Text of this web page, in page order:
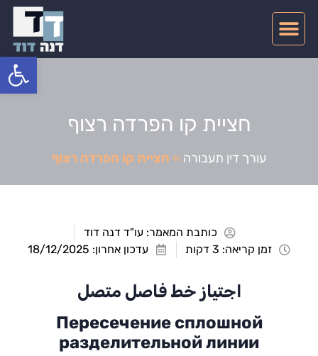
חציית קו הפרדה רצוף
עורך דין תעבורה » חציית קו הפרדה רצוף
כותבת המאמר:עו"ד דנה דוד
זמן קריאה: 3 דקות
עדכון אחרון: 18/12/2025
اجتياز خط فاصل متصل
Пересечение сплошной
разделительной линии
פתח